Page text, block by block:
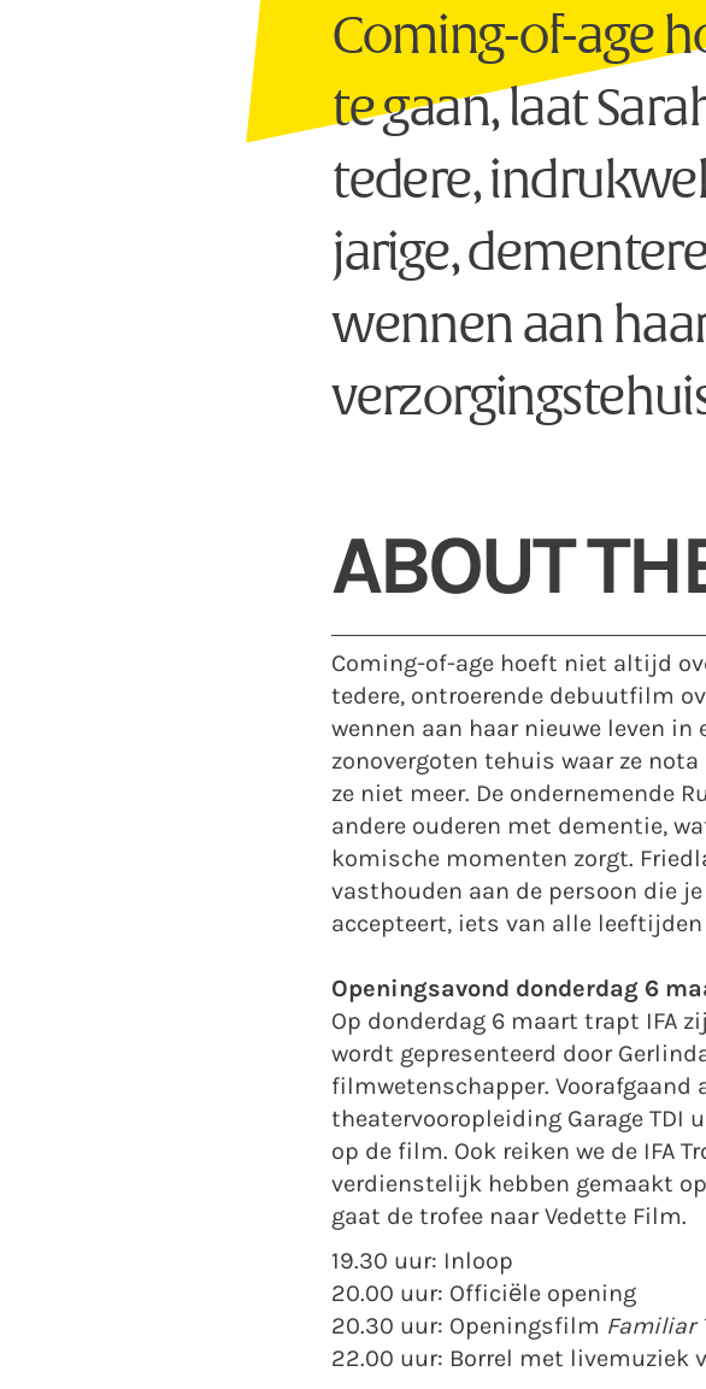
Coming-of-age
te gaan, laat
tedere,
jarige,
wennen aan
ABOUT
Coming-of-age hoeft niet altijd
tedere, ontroerende debuutfilm
wennen aan haar nieuwe leven
zonovergoten tehuis waar ze
ze niet meer. De ondernemende
andere ouderen met dementie,
komische momenten zorgt.
vasthouden aan de persoon die
accepteert, iets van alle leeftijden
Openingsavond donderdag 6
Op donderdag 6 maart trapt IFA
wordt gepresenteerd door
filmwetenschapper. Voorafgaand
theatervooropleiding Garage TDI
op de film. Ook reiken we de IFA
verdienstelijk hebben gemaakt
gaat de trofee naar Vedette Film.
19.30 uur: Inloop
20.00 uur: Officiële opening
20.30 uur: Openingsfilm Familiar
22.00 uur: Borrel met livemuziek